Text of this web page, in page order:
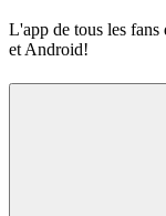
L'app de tous les
et Android!